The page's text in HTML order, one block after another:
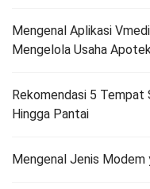
Mengenal Aplikasi
Mengelola Usaha
Rekomendasi 5 Tempat
Hingga Pantai
Mengenal Jenis Modem